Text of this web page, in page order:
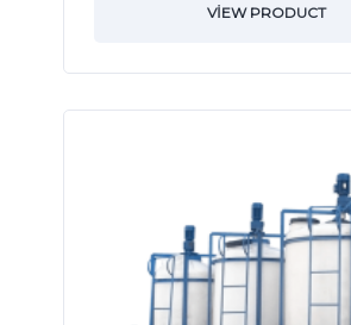
VIEW PRODUCT